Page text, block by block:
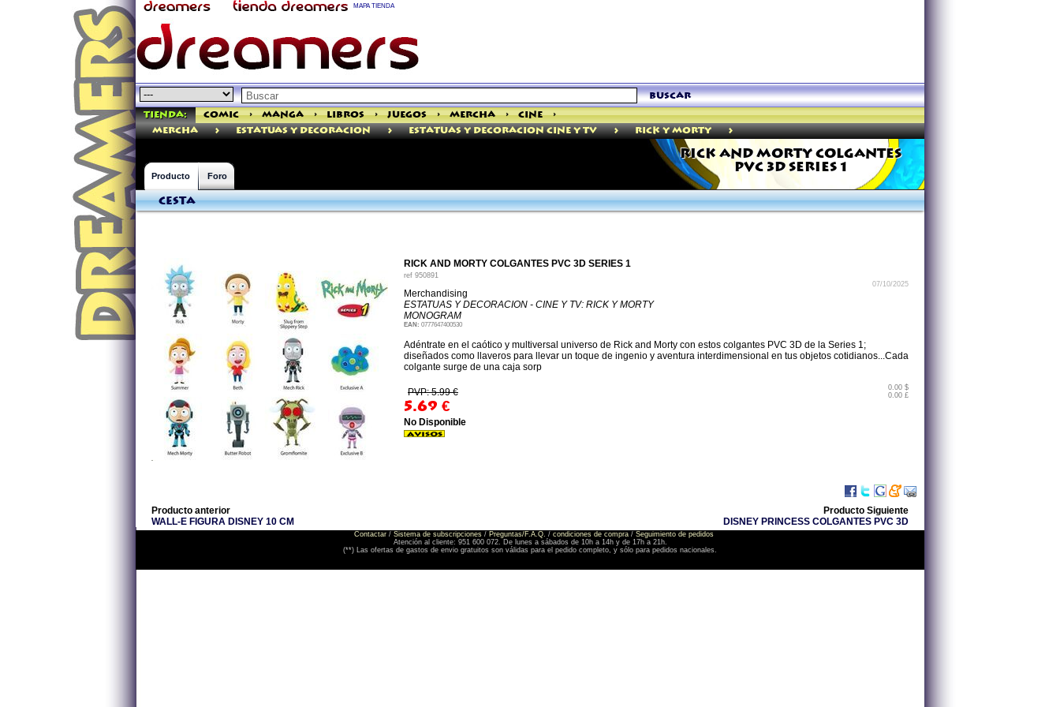
MAPA TIENDA
buscar
Tienda: Comic > Manga > Libros > Juegos > Mercha > Cine
>
mercha
> ESTATUAS Y DECORACION > Estatuas Y Decoracion Cine Y Tv > Rick Y Morty >
RICK AND MORTY COLGANTES
PVC 3D SERIES 1
Producto Foro
Cesta
RICK AND MORTY COLGANTES PVC 3D SERIES 1
ref 950891
07/10/2025
Merchandising
ESTATUAS Y DECORACION - CINE Y TV: RICK Y MORTY
MONOGRAM
EAN: 0777647400530
Adéntrate en el caótico y multiversal universo de Rick and Morty con estos colgantes PVC 3D de la Series 1;
diseñados como llaveros para llevar un toque de ingenio y aventura interdimensional en tus objetos cotidianos...Cada
colgante surge de una caja sorp
PVP: 5.99 €
5.69 €
0.00 $
0.00 £
No Disponible
Producto anterior
WALL-E FIGURA DISNEY 10 CM
Producto Siguiente
DISNEY PRINCESS COLGANTES PVC 3D
Contactar / Sistema de subscripciones / Preguntas/F.A.Q. / condiciones de compra / Seguimiento de pedidos
Atención al cliente: 951 600 072. De lunes a sábados de 10h a 14h y de 17h a 21h.
(**) Las ofertas de gastos de envio gratuitos son válidas para el pedido completo, y sólo para pedidos nacionales.